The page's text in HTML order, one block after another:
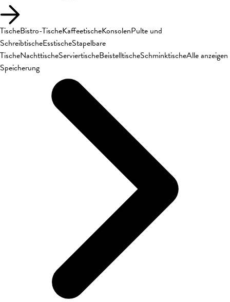
TischeBistro-TischeKaffeetischeKonsolenPulte und
SchreibtischeEsstischeStapelbare
TischeNachttischeServiertischeBeistelltischeSchminktischeAlle anzeigen
Speicherung